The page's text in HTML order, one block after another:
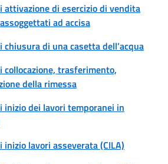
attivazione di esercizio di vendita
ad accisa
chiusura di una casetta dell’acqua
collocazione, trasferimento,
della rimessa
inizio dei lavori temporanei in
inizio lavori asseverata (CILA)